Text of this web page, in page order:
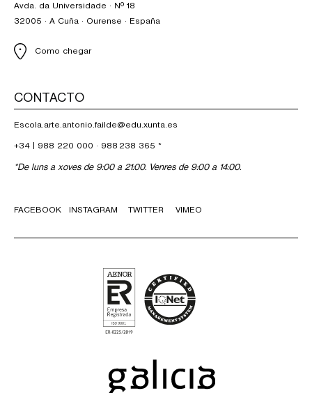
Avda. da Universidade · Nº 18
32005 · A Cuña · Ourense · España
Como chegar
CONTACTO
Escola.arte.antonio.failde@edu.xunta.es
+34 | 988 220 000 · 988 238 365 *
*De luns a xoves de 9:00 a 21:00. Venres de 9:00 a 14:00.
FACEBOOK INSTAGRAM TWITTER VIMEO